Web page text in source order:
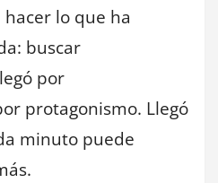
hacer lo que ha
buscar
por
protagonismo. Llegó
minuto puede